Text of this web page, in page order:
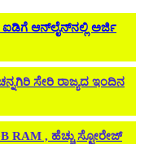
ಆನ್‌ಲೈನ್‌ನಲ್ಲಿ ಅರ್ಜಿ
ಸೇರಿ ರಾಜ್ಯದ ಇಂದಿನ
RAM , ಹೆಚ್ಚು ಸ್ಟೋರೇಜ್‌